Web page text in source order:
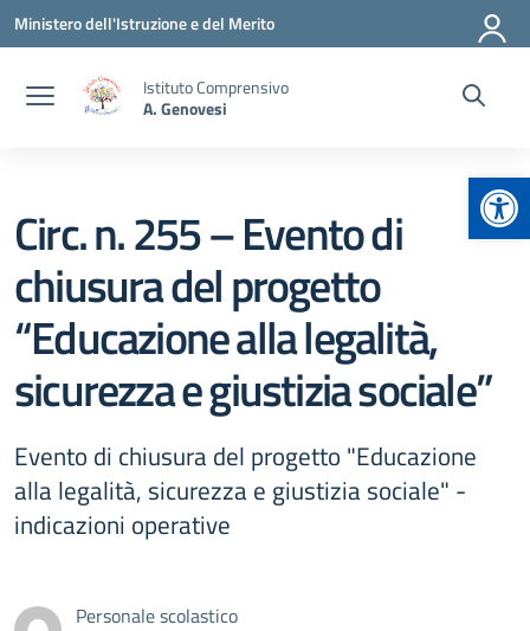
Vai ai contenuti
Vai al menu di navigazione
Vai al footer
Ministero dell'Istruzione e del Merito
Istituto Comprensivo
A. Genovesi
Circ. n. 255 – Evento di
chiusura del progetto
“Educazione alla legalità,
sicurezza e giustizia sociale”
Evento di chiusura del progetto "Educazione
alla legalità, sicurezza e giustizia sociale" -
indicazioni operative
Personale scolastico